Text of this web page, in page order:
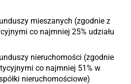
mieszanych (zgodnie z
co najmniej 25% udziału
nieruchomości (zgodnie
co najmniej 51% w
nieruchomościowe)